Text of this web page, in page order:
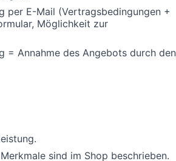
per E-Mail (Vertragsbedingungen +
Möglichkeit zur
= Annahme des Angebots durch den
sind im Shop beschrieben.